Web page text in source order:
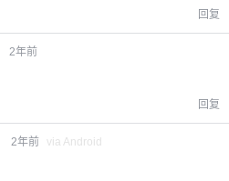
回复
2年前
回复
2年前 via Android